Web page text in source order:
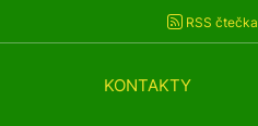
RSS čtečka
KONTAKTY